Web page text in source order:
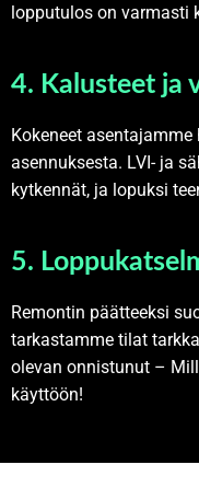
lopputulos on varmasti
4. Kalusteet ja
Kokeneet
asennuksesta. LVI- ja
kytkennät, ja lopuksi
5.
Remontin päätteeksi
tarkastamme tilat
olevan onnistunut –
käyttöön!